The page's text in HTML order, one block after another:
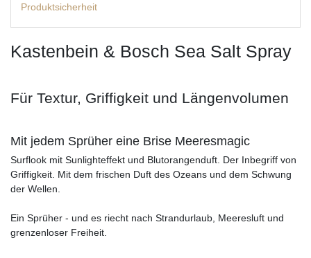
Produktsicherheit
Kastenbein & Bosch Sea Salt Spray
Für Textur, Griffigkeit und Längenvolumen
Mit jedem Sprüher eine Brise Meeresmagic
Surflook mit Sunlighteffekt und Blutorangenduft. Der Inbegriff von
Griffigkeit. Mit dem frischen Duft des Ozeans und dem Schwung
der Wellen.
Ein Sprüher - und es riecht nach Strandurlaub, Meeresluft und
grenzenloser Freiheit.